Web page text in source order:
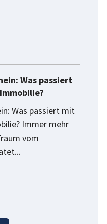
Was passiert
Was passiert mit
Immer mehr
vom